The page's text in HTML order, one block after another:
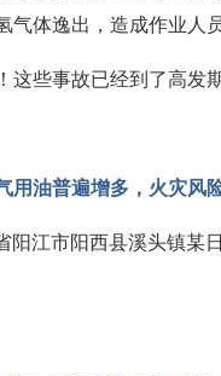
气体逸出，造成作业人
用油普遍增多，火灾风
阳江市阳西县溪头镇某